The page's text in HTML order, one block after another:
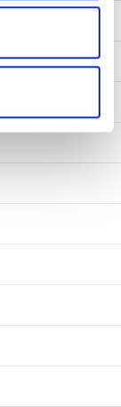
analyse. Deze
met andere
ze hebben
services.